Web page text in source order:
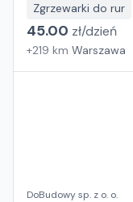
Zgrzewarki do rur
45.00 zł/dzień
+219 km Warszawa
DoBudowy sp. z o. o.